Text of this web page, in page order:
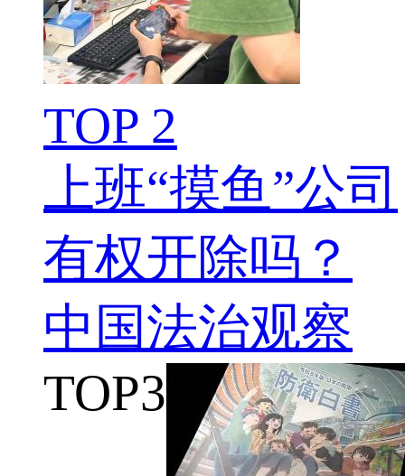
TOP 2
上班“摸鱼”公司
有权开除吗？
中国法治观察
TOP3